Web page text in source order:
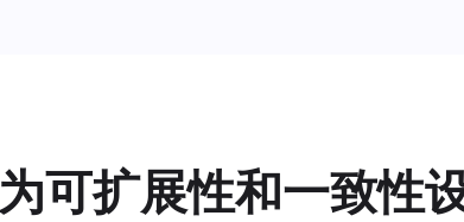
为可扩展性和一致性